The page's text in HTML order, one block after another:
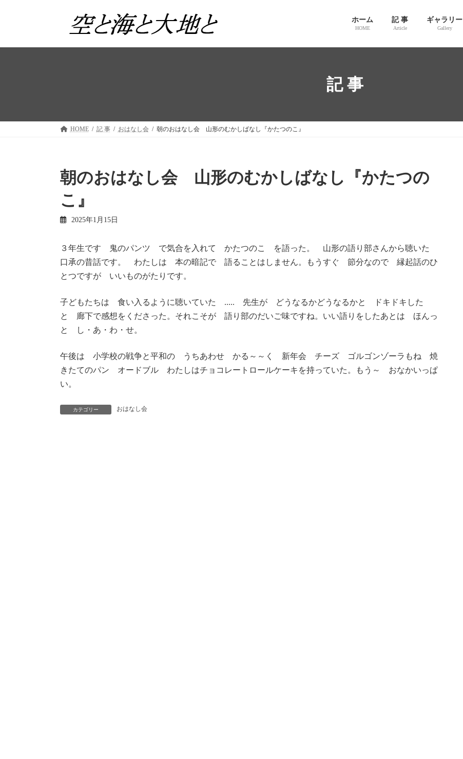
ツ
シ
ホーム
HOME
記 事
Article
ギャラリー
Gallery
記 事
HOME 記 事 おはなし会 朝のおはなし会 山形のむかしばなし『かたつのこ』
朝のおはなし会 山形のむかしばなし『かたつの
こ』
2025年1月15日
３年生です 鬼のパンツ で気合を入れて かたつのこ を語った。 山形の語り部さんから聴いた
口承の昔話です。 わたしは 本の暗記で 語ることはしません。もうすぐ 節分なので 縁起話のひ
とつですが いいものがたりです。
子どもたちは 食い入るように聴いていた ..... 先生が どうなるかどうなるかと ドキドキした
と 廊下で感想をくださった。それこそが 語り部のだいご味ですね。いい語りをしたあとは ほんっ
と し・あ・わ・せ。
午後は 小学校の戦争と平和の うちあわせ かる～～く 新年会 チーズ ゴルゴンゾーラもね 焼
きたてのパン オードブル わたしはチョコレートロールケーキを持っていた。もう～ おなかいっぱ
い。
カテゴリー おはなし会